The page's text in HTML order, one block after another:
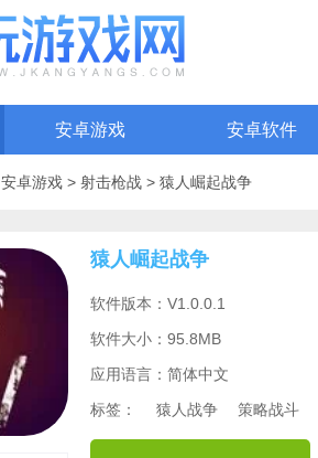
安卓游戏 安卓软件
安卓游戏 > 射击枪战 > 猿人崛起战争
猿人崛起战争
软件版本：V1.0.0.1
软件大小：95.8MB
应用语言：简体中文
标签：
猿人战争 策略战斗